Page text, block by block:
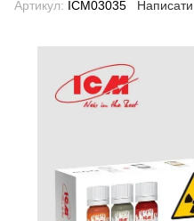
Артикул: ICM03035 Написати